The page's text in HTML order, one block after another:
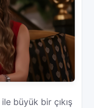
büyük bir çıkış